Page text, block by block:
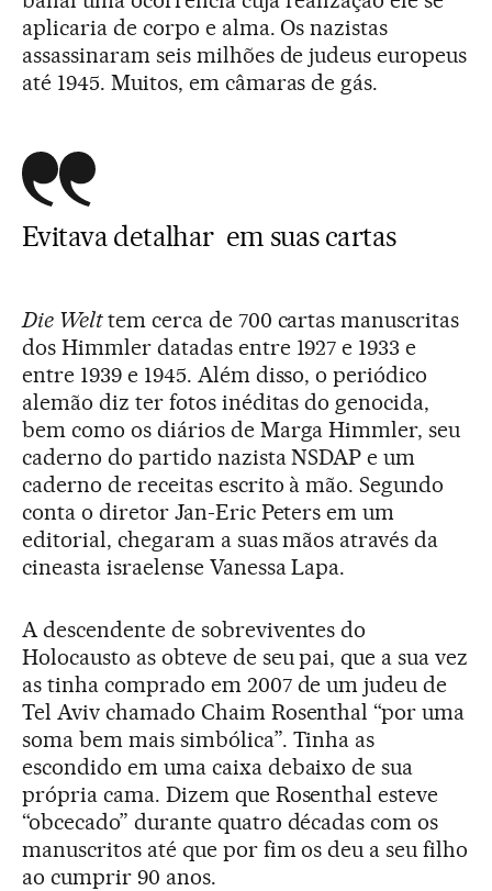
aplicaria de corpo e alma. Os nazistas
assassinaram seis milhões de judeus europeus
até 1945. Muitos, em câmaras de gás.
Evitava detalhar em suas cartas
Die Welttem cerca de 700 cartas manuscritas
dos Himmler datadas entre 1927 e 1933 e
entre 1939 e 1945. Além disso, o periódico
alemão diz ter fotos inéditas do genocida,
bem como os diários de Marga Himmler, seu
caderno do partido nazista NSDAP e um
caderno de receitas escrito à mão. Segundo
conta o diretor Jan-Eric Peters em um
editorial, chegaram a suas mãos através da
cineasta israelense Vanessa Lapa.
A descendente de sobreviventes do
Holocausto as obteve de seu pai, que a sua vez
as tinha comprado em 2007 de um judeu de
Tel Aviv chamado Chaim Rosenthal “por uma
soma bem mais simbólica”. Tinha as
escondido em uma caixa debaixo de sua
própria cama. Dizem que Rosenthal esteve
“obcecado” durante quatro décadas com os
manuscritos até que por fim os deu a seu filho
ao cumprir 90 anos.